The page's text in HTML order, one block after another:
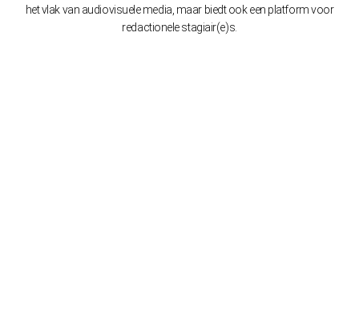
het vlak van audiovisuele media, maar biedt ook een platform voor
redactionele stagiair(e)s.